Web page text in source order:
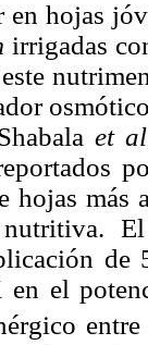
hojas
irrigadas
et
hojas
el